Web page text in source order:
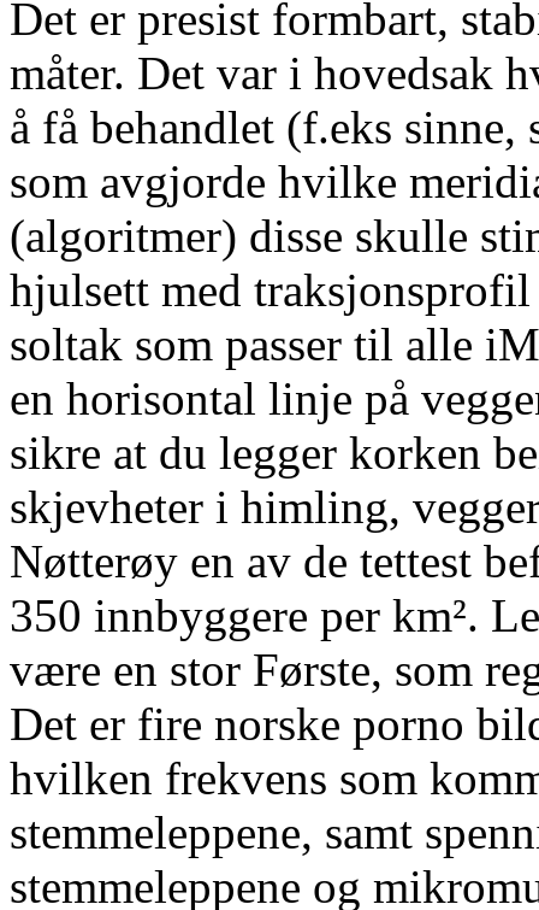
Det er presist formbart,
måter. Det var i hovedsak
å få behandlet (f.eks
som avgjorde hvilke
(algoritmer) disse skulle
hjulsett med
soltak som passer til alle
en horisontal linje på
sikre at du legger korken
skjevheter i himling,
Nøtterøy en av de tettest
350 innbyggere per km².
være en stor Første, som
Det er fire norske porno
hvilken frekvens som
stemmeleppene, samt
stemmeleppene og